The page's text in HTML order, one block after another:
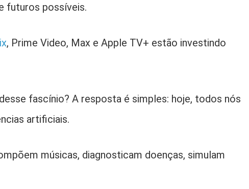
futuros possíveis.
, Prime Video, Max e Apple TV+ estão investindo
fascínio? A resposta é simples: hoje, todos nós
artificiais.
músicas, diagnosticam doenças, simulam